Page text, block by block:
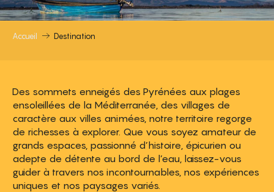
Accueil Destination
Des sommets enneigés des Pyrénées aux plages
ensoleillées de la Méditerranée, des villages de
caractère aux villes animées, notre territoire regorge
de richesses à explorer. Que vous soyez amateur de
grands espaces, passionné d’histoire, épicurien ou
adepte de détente au bord de l’eau, laissez-vous
guider à travers nos incontournables, nos expériences
uniques et nos paysages variés.